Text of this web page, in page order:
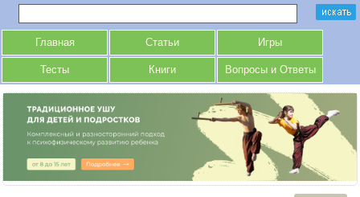
Главная Статьи Игры
Тесты Книги Вопросы и Ответы